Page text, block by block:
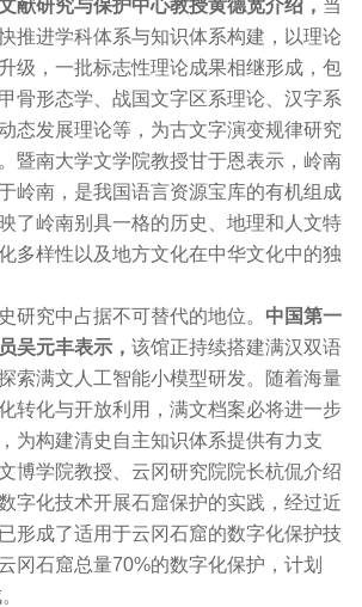
献研究与保护中心教授黄德宽介绍， 当
推进学科体系与知识体系构建，以理论
级，一批标志性理论成果相继形成，包
骨形态学、战国文字区系理论、汉字系
态发展理论等，为古文字演变规律研究
暨南大学文学院教授甘于恩表示，岭南
岭南，是我国语言资源宝库的有机组成
了岭南别具一格的历史、地理和人文特
多样性以及地方文化在中华文化中的独
研究中占据不可替代的地位。 中国第一
吴元丰表示， 该馆正持续搭建满汉双语
索满文人工智能小模型研发。随着海量
转化与开放利用，满文档案必将进一步
为构建清史自主知识体系提供有力支
博学院教授、云冈研究院院长杭侃介绍
字化技术开展石窟保护的实践，经过近
形成了适用于云冈石窟的数字化保护技
冈石窟总量70%的数字化保护，计划